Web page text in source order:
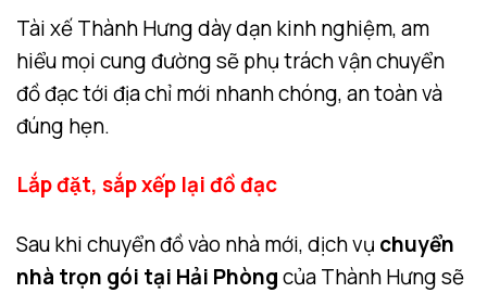
Tài xế Thành Hưng dày dạn kinh nghiệm, am
hiểu mọi cung đường sẽ phụ trách vận chuyển
đồ đạc tới địa chỉ mới nhanh chóng, an toàn và
đúng hẹn.
Lắp đặt, sắp xếp lại đồ đạc
Sau khi chuyển đồ vào nhà mới, dịch vụ chuyển
nhà trọn gói tại Hải Phòngcủa Thành Hưng sẽ